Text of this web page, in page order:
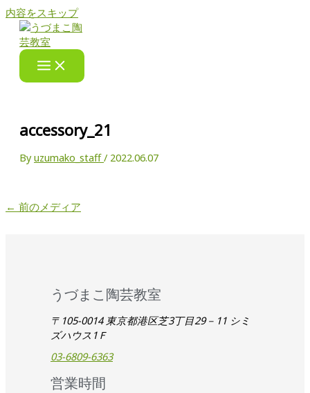
内容をスキップ
accessory_21
Byuzumako_staff/ 2022.06.07
← 前のメディア
うづまこ陶芸教室
〒105-0014 東京都港区芝3丁目29－11 シミ
ズハウス1Ｆ
03-6809-6363
営業時間